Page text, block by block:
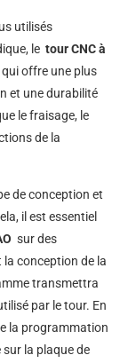
utilisés
le tour CNC à
offre une plus
et une durabilité
le fraisage, le
de la
de conception et
il est essentiel
sur des
conception de la
transmettra
par le tour. En
la programmation
sur la plaque de